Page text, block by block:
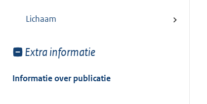
van:
Lichaam
Toon
van:
Extra informatie
Informatie over publicatie